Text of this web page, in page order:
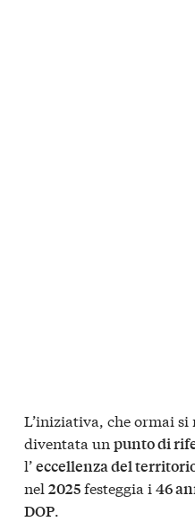
L’iniziativa, che ormai
diventata un punto di
l’eccellenza del
nel 2025festeggia i 46
DOP.